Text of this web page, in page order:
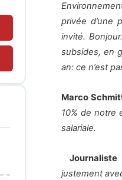
privée d’une
invité.
subsides, en
an: ce n’est
Marco
10% de notre
salariale.
Journaliste
justement